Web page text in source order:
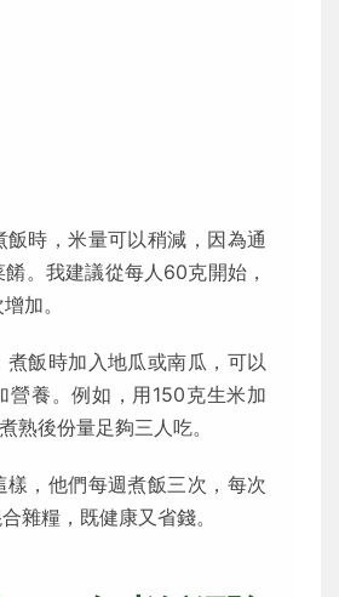
飯時，米量可以稍減，因為通
。我建議從每人60克開始，
加。
煮飯時加入地瓜或南瓜，可以
營養。例如，用150克生米加
熟後份量足夠三人吃。
樣，他們每週煮飯三次，每次
雜糧，既健康又省錢。